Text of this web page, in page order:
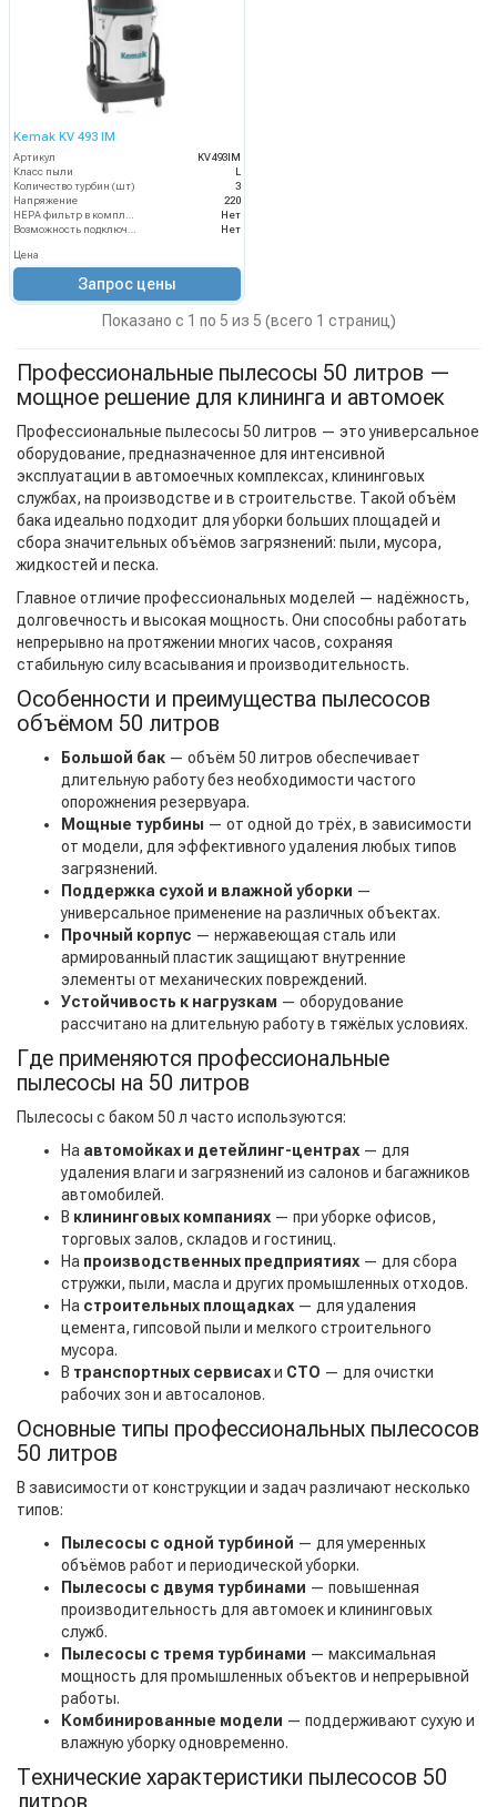
Kemak KV 493 IM
Артикул
KV493IM
Класс пыли
L
Количество турбин (шт)
3
Напряжение
220
HEPA фильтр в комплекте
Нет
Возможность подключения электрощетки
Нет
Цена
Запрос цены
Показано с 1 по 5 из 5 (всего 1 страниц)
Профессиональные пылесосы 50 литров —
мощное решение для клининга и автомоек
Профессиональные пылесосы 50 литров — это универсальное
оборудование, предназначенное для интенсивной
эксплуатации в автомоечных комплексах, клининговых
службах, на производстве и в строительстве. Такой объём
бака идеально подходит для уборки больших площадей и
сбора значительных объёмов загрязнений: пыли, мусора,
жидкостей и песка.
Главное отличие профессиональных моделей — надёжность,
долговечность и высокая мощность. Они способны работать
непрерывно на протяжении многих часов, сохраняя
стабильную силу всасывания и производительность.
Особенности и преимущества пылесосов
объёмом 50 литров
Большой бак — объём 50 литров обеспечивает
длительную работу без необходимости частого
опорожнения резервуара.
Мощные турбины — от одной до трёх, в зависимости
от модели, для эффективного удаления любых типов
загрязнений.
Поддержка сухой и влажной уборки —
универсальное применение на различных объектах.
Прочный корпус — нержавеющая сталь или
армированный пластик защищают внутренние
элементы от механических повреждений.
Устойчивость к нагрузкам — оборудование
рассчитано на длительную работу в тяжёлых условиях.
Где применяются профессиональные
пылесосы на 50 литров
Пылесосы с баком 50 л часто используются:
На автомойках и детейлинг-центрах — для
удаления влаги и загрязнений из салонов и багажников
автомобилей.
В клининговых компаниях — при уборке офисов,
торговых залов, складов и гостиниц.
На производственных предприятиях — для сбора
стружки, пыли, масла и других промышленных отходов.
На строительных площадках — для удаления
цемента, гипсовой пыли и мелкого строительного
мусора.
В транспортных сервисахи СТО — для очистки
рабочих зон и автосалонов.
Основные типы профессиональных пылесосов
50 литров
В зависимости от конструкции и задач различают несколько
типов:
Пылесосы с одной турбиной — для умеренных
объёмов работ и периодической уборки.
Пылесосы с двумя турбинами — повышенная
производительность для автомоек и клининговых
служб.
Пылесосы с тремя турбинами — максимальная
мощность для промышленных объектов и непрерывной
работы.
Комбинированные модели — поддерживают сухую и
влажную уборку одновременно.
Технические характеристики пылесосов 50
литров